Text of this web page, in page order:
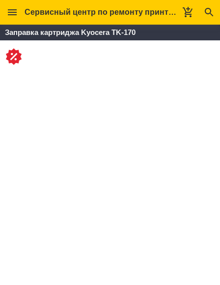
Сервисный центр по ремонту принтеров Кверт
Заправка картриджа Kyocera TK-170